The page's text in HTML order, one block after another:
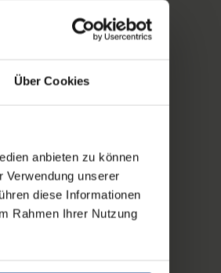
Über Cookies
anbieten zu können
Verwendung unserer
diese Informationen
Rahmen Ihrer Nutzung